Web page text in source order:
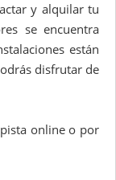
y alquilar tu
se encuentra
están
disfrutar de
online o por